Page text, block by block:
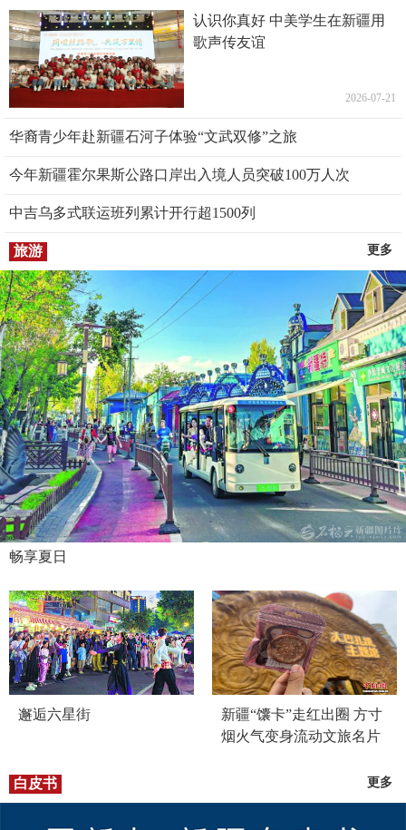
认识你真好 中美学生在新疆用
歌声传友谊
2026-07-21
华裔青少年赴新疆石河子体验“文武双修”之旅
今年新疆霍尔果斯公路口岸出入境人员突破100万人次
中吉乌多式联运班列累计开行超1500列
旅游 更多
畅享夏日
邂逅六星街
新疆“馕卡”走红出圈 方寸
烟火气变身流动文旅名片
白皮书 更多